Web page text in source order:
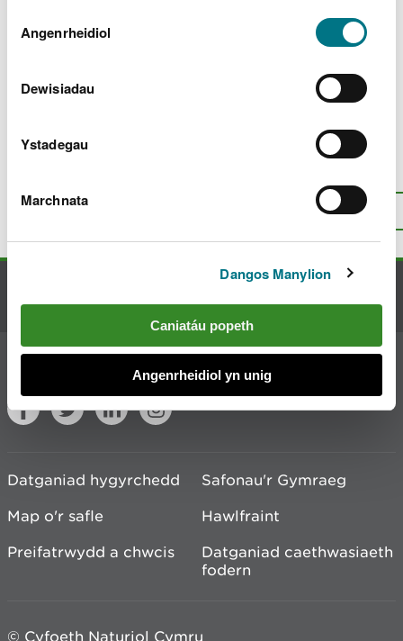
Gellirdarllen mwy am ein cwcis cyn i chi ddewis.
Caniatâd
Angenrheidiol
Dewisiadau
Ystadegau
Marchnata
Dangos Manylion
Caniatáu popeth
Angenrheidiol yn unig
Adroddiad blynyddol yr Iaith Gymraeg 2021
Adroddiad Blynyddol yr Iaith Gymraeg
I fyny
Ymuno â'r sgwrs
Datganiad hygyrchedd
Safonau'r Gymraeg
Map o'r safle
Hawlfraint
Preifatrwydd a chwcis
Datganiad caethwasiaeth
fodern
© Cyfoeth Naturiol Cymru